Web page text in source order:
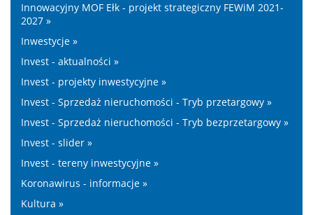
Innowacyjny MOF Ełk - projekt strategiczny FEWiM 2021-
2027 »
Inwestycje »
Invest - aktualności »
Invest - projekty inwestycyjne »
Invest - Sprzedaż nieruchomości - Tryb przetargowy »
Invest - Sprzedaż nieruchomości - Tryb bezprzetargowy »
Invest - slider »
Invest - tereny inwestycyjne »
Koronawirus - informacje »
Kultura »